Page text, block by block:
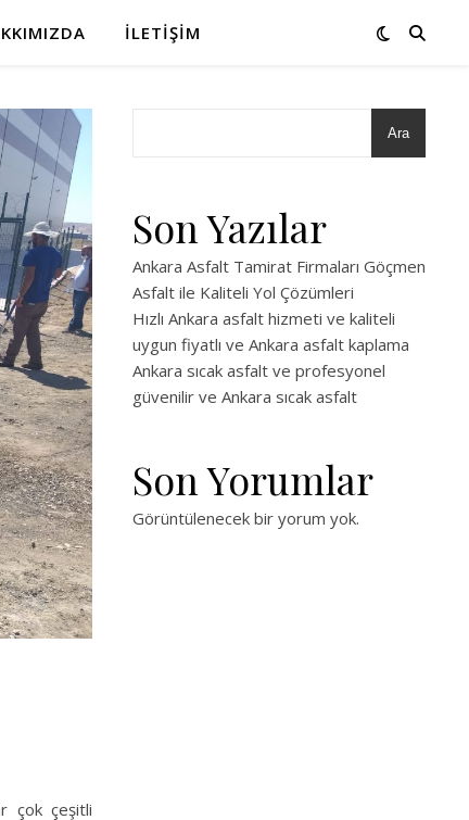
İLETIŞIM
çok çeşitli
Ara
Son Yazılar
Ankara Asfalt Tamirat Firmaları Göçmen
Asfalt ile Kaliteli Yol Çözümleri
Hızlı Ankara asfalt hizmeti ve kaliteli
uygun fiyatlı ve Ankara asfalt kaplama
Ankara sıcak asfalt ve profesyonel
güvenilir ve Ankara sıcak asfalt
Son Yorumlar
Görüntülenecek bir yorum yok.